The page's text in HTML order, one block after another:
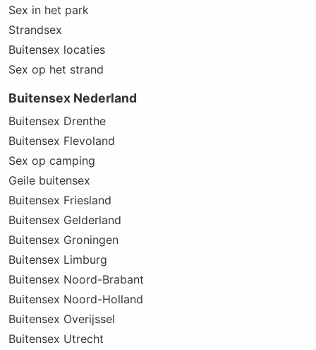
Sex in het park
Strandsex
Buitensex locaties
Sex op het strand
Buitensex Nederland
Buitensex Drenthe
Buitensex Flevoland
Sex op camping
Geile buitensex
Buitensex Friesland
Buitensex Gelderland
Buitensex Groningen
Buitensex Limburg
Buitensex Noord-Brabant
Buitensex Noord-Holland
Buitensex Overijssel
Buitensex Utrecht